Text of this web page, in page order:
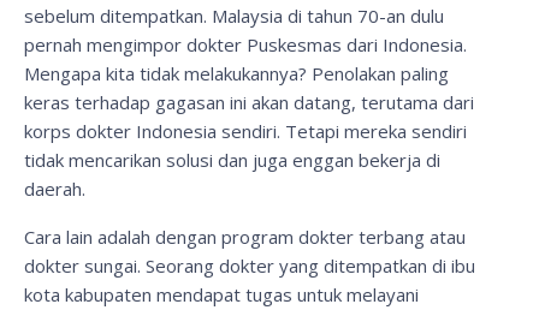
sebelum ditempatkan. Malaysia di tahun 70-an dulu
pernah mengimpor dokter Puskesmas dari Indonesia.
Mengapa kita tidak melakukannya? Penolakan paling
keras terhadap gagasan ini akan datang, terutama dari
korps dokter Indonesia sendiri. Tetapi mereka sendiri
tidak mencarikan solusi dan juga enggan bekerja di
daerah.
Cara lain adalah dengan program dokter terbang atau
dokter sungai. Seorang dokter yang ditempatkan di ibu
kota kabupaten mendapat tugas untuk melayani